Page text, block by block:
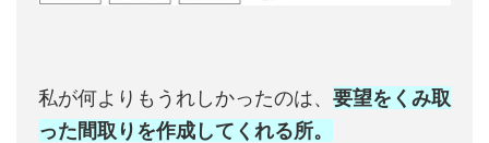
私が何よりもうれしかったのは、 要望をくみ取
った間取りを作成してくれる所。